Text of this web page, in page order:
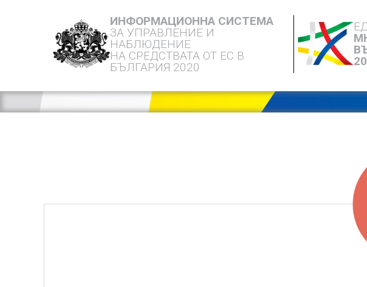
ИНФОРМАЦИОННА СИСТЕМА
ЗА УПРАВЛЕНИЕ И
НАБЛЮДЕНИЕ
НА СРЕДСТВАТА ОТ ЕС В
БЪЛГАРИЯ 2020